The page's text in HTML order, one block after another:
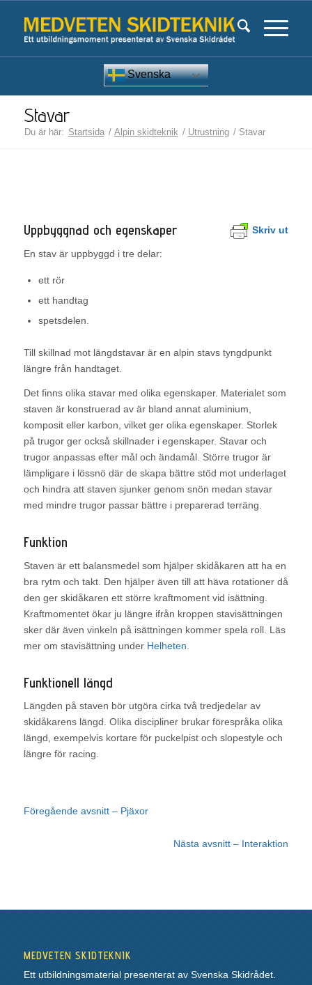
Svenska
Stavar
Du är här: Startsida / Alpin skidteknik / Utrustning / Stavar
Skriv ut
Uppbyggnad och egenskaper
En stav är uppbyggd i tre delar:
ett rör
ett handtag
spetsdelen.
Till skillnad mot längdstavar är en alpin stavs tyngdpunkt
längre från handtaget.
Det finns olika stavar med olika egenskaper. Materialet som
staven är konstruerad av är bland annat aluminium,
komposit eller karbon, vilket ger olika egenskaper. Storlek
på trugor ger också skillnader i egenskaper. Stavar och
trugor anpassas efter mål och ändamål. Större trugor är
lämpligare i lössnö där de skapa bättre stöd mot underlaget
och hindra att staven sjunker genom snön medan stavar
med mindre trugor passar bättre i preparerad terräng.
Funktion
Staven är ett balansmedel som hjälper skidåkaren att ha en
bra rytm och takt. Den hjälper även till att häva rotationer då
den ger skidåkaren ett större kraftmoment vid isättning.
Kraftmomentet ökar ju längre ifrån kroppen stavisättningen
sker där även vinkeln på isättningen kommer spela roll. Läs
mer om stavisättning under Helheten
Funktionell längd
Längden på staven bör utgöra cirka två tredjedelar av
skidåkarens längd. Olika discipliner brukar förespråka olika
längd, exempelvis kortare för puckelpist och slopestyle och
längre för racing.
Föregående avsnitt – Pjäxor
Nästa avsnitt – Interaktion
MEDVETEN SKIDTEKNIK
Ett utbildningsmaterial presenterat av Svenska Skidrådet.